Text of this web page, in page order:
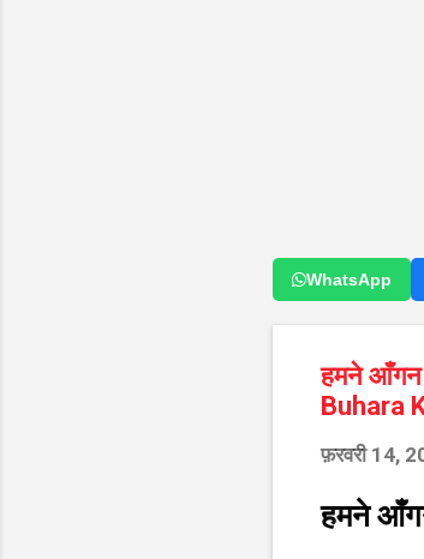
WhatsApp
हमने आँगन
Buhara
फ़रवरी 14,
हमने